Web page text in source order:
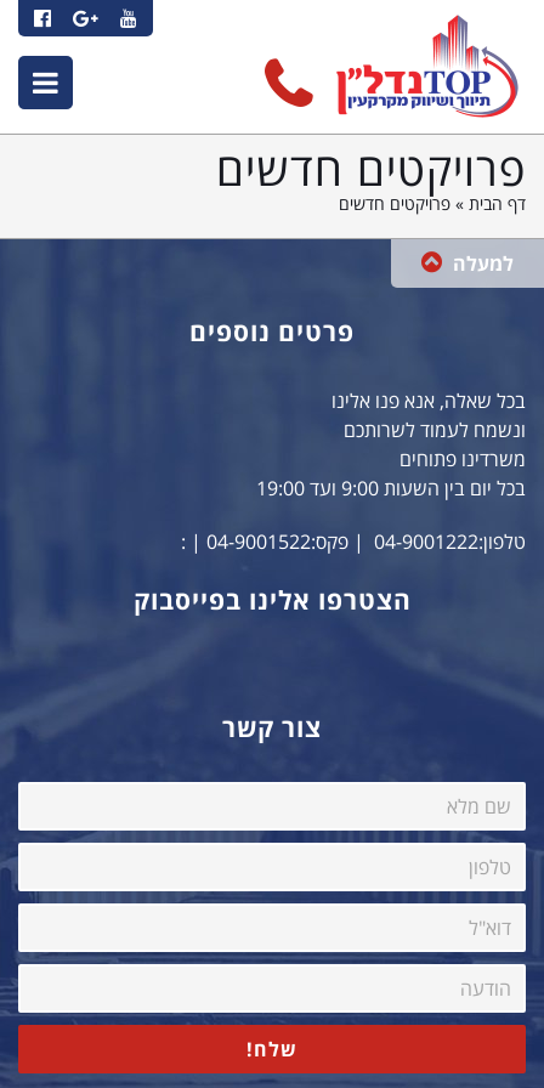
טופ
נדל"ן
YouTube
טופ
נדל"ן
-
Google+
-
פרויקטים חדשים
דף הבית » פרויקטים חדשים
למעלה
פרטים נוספים
בכל שאלה, אנא פנו אלינו
ונשמח לעמוד לשרותכם
משרדינו פתוחים
בכל יום בין השעות 9:00 ועד 19:00
טלפון:04-9001222
| פקס:04-9001522 | :
הצטרפו אלינו בפייסבוק
צור קשר